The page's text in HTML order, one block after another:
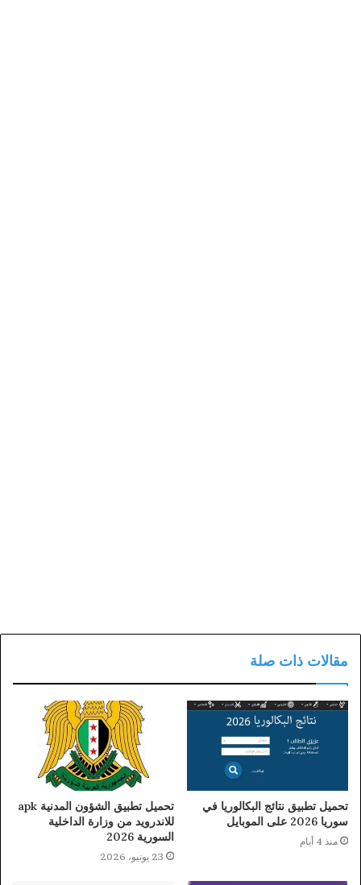
مقالات ذات صلة
تحميل تطبيق نتائج البكالوريا في
سوريا 2026 على الموبايل
منذ 4 أيام
تحميل تطبيق الشؤون المدنية apk
للاندرويد من وزارة الداخلية
السورية 2026
23 يونيو، 2026